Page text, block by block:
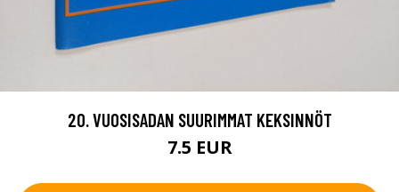
20. VUOSISADAN SUURIMMAT KEKSINNÖT
7.5 EUR